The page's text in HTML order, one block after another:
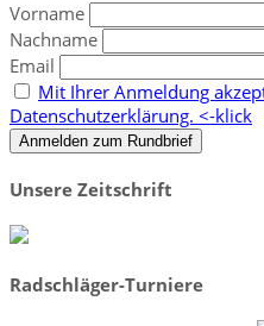
Vorname
Nachname
Email
Mit Ihrer Anmeldung
Datenschutzerklärung. <-klick
Unsere Zeitschrift
Radschläger-Turniere